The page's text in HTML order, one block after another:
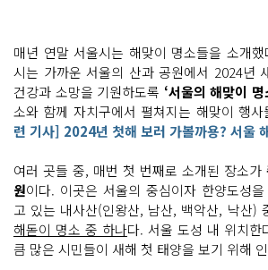
매년 연말 서울시는 해맞이 명소들을 소개
시는 가까운 서울의 산과 공원에서 2024년
건강과 소망을 기원하도록 ‘서울의 해맞이
소와 함께 자치구에서 펼쳐지는 해맞이 행
련 기사] 2024년 첫해 보러 가볼까용? 서울
여러 곳들 중, 매번 첫 번째로 소개된 장소가
원이다. 이곳은 서울의 중심이자 한양도성
고 있는 내사산(인왕산, 남산, 백악산, 낙산)
해돋이 명소 중 하나다. 서울 도성 내 위치한
큼 많은 시민들이 새해 첫 태양을 보기 위해